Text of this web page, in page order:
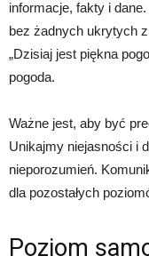
informacje, fakty i
bez żadnych ukrytych
„Dzisiaj jest piękna
pogoda.
Ważne jest, aby być
Unikajmy niejasności i
nieporozumień.
dla pozostałych
Poziom